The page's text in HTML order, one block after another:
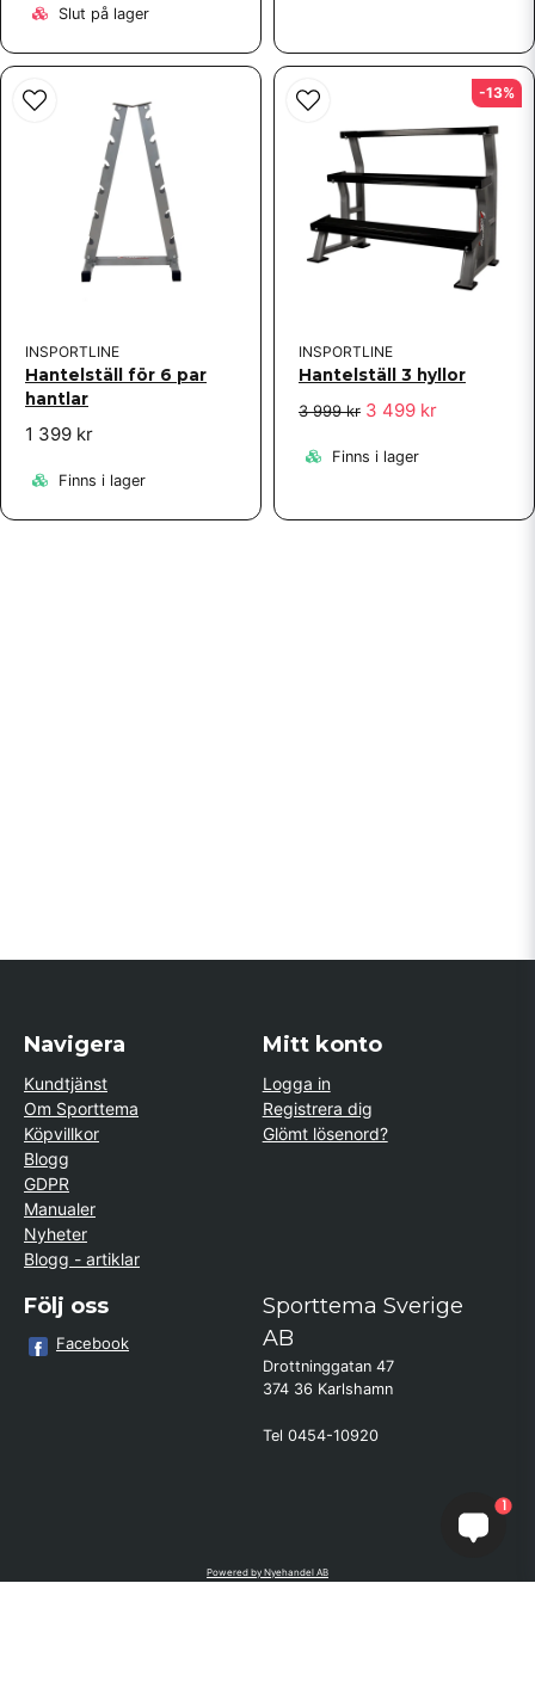
Slut på lager
INSPORTLINE
Hantelställ för 6 par
hantlar
1 399 kr
Finns i lager
INSPORTLINE
Hantelställ 3 hyllor
3 999 kr 3 499 kr
Finns i lager
-13%
Navigera
Kundtjänst
Om Sporttema
Köpvillkor
Blogg
GDPR
Manualer
Nyheter
Blogg - artiklar
Mitt konto
Logga in
Registrera dig
Glömt lösenord?
Följ oss
Facebook
Sporttema Sverige
AB
Drottninggatan 47
374 36 Karlshamn
Tel 0454-10920
Powered by Nyehandel AB
1